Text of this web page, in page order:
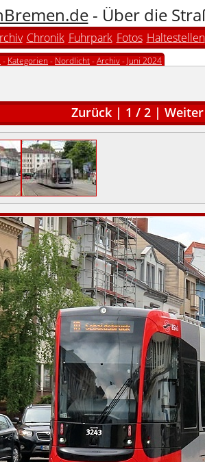
- Über die
Chronik Fuhrpark Fotos Haltestellen
- Kategorien - Nordlicht-Archiv- Juni 2024
Zurück | 1 / 2 | Weiter